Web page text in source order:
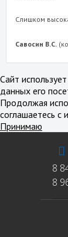
Слишком
Савосин В.С.
8
8
Сайт
данных его
Продолжая
соглашаетесь с
Принимаю